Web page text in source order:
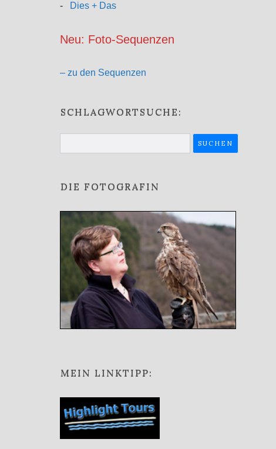
-
Dies + Das
Neu: Foto-Sequenzen
– zu den Sequenzen
SCHLAGWORTSUCHE:
nach:
DIE FOTOGRAFIN
MEIN LINKTIPP: